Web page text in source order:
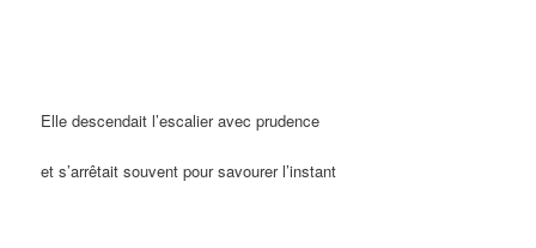
Elle descendait l’escalier avec prudence
et s’arrêtait souvent pour savourer l’instant